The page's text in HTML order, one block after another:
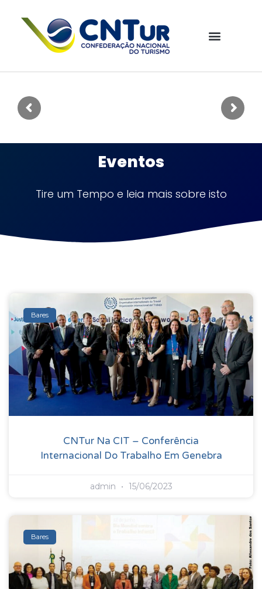
Eventos
Tire um Tempo e leia mais sobre isto
Bares
CNTur Na CIT – Conferência
Internacional Do Trabalho Em Genebra
admin 15/06/2023
Bares